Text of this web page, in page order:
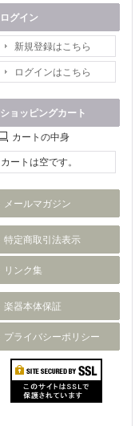
ログイン
新規登録はこちら
ログインはこちら
ショッピングカート
カートの中身
カートは空です。
メールマガジン
特定商取引法表示
リンク集
楽器本体保証
プライバシーポリシー